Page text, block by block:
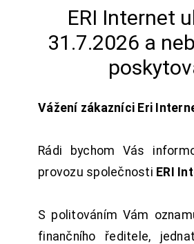
ERI Internet
31.7.2026 a
Vážení zákazníci Eri
Rádi bychom Vás
provozu společnosti ERI
S politováním Vám
finančního ředitele,